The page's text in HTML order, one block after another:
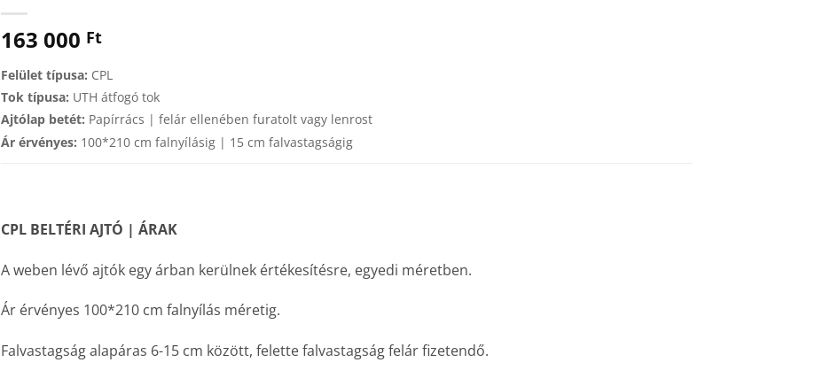
163 000 Ft
Felület típusa: CPL
Tok típusa: UTH átfogó tok
Ajtólap betét: Papírrács | felár ellenében furatolt vagy lenrost
Ár érvényes: 100*210 cm falnyílásig | 15 cm falvastagságig
CPL BELTÉRI AJTÓ | ÁRAK
A weben lévő ajtók egy árban kerülnek értékesítésre, egyedi méretben.
Ár érvényes 100*210 cm falnyílás méretig.
Falvastagság alapáras 6-15 cm között, felette falvastagság felár fizetendő.